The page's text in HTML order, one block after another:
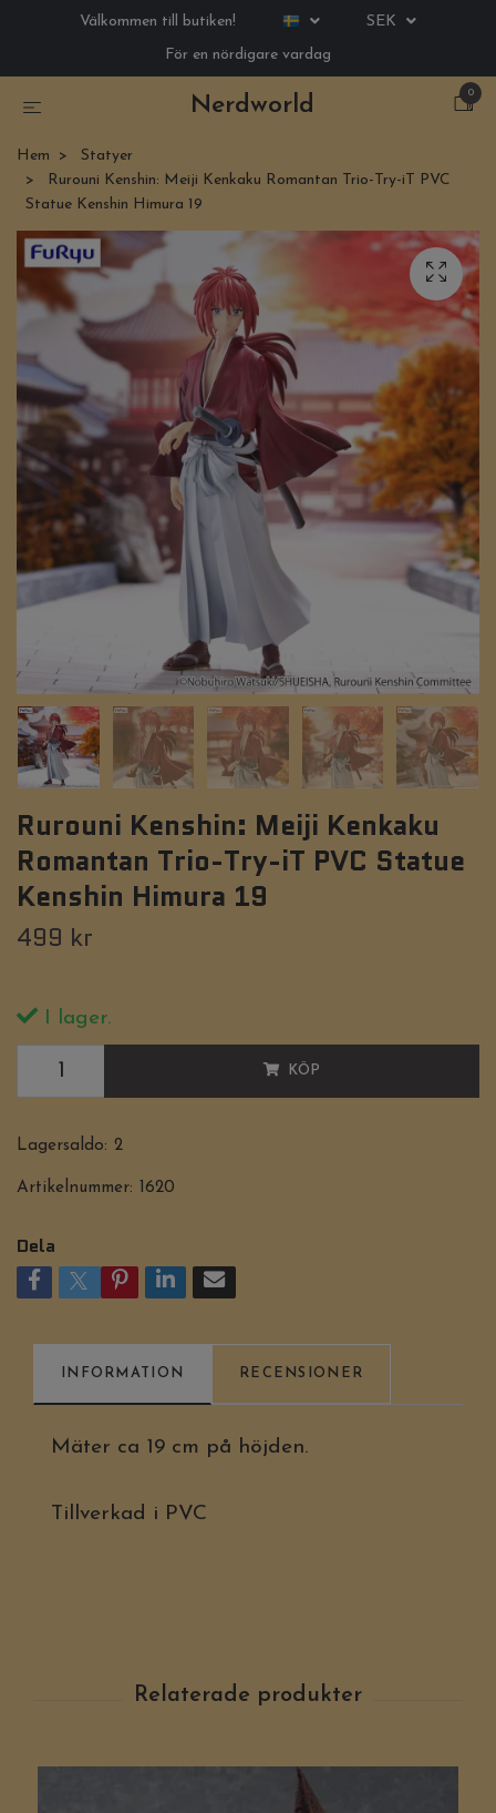
Välkommen till butiken!
SEK
För en nördigare vardag
Nerdworld
0
Hem
Statyer
Rurouni Kenshin: Meiji Kenkaku Romantan Trio-Try-iT PVC
Statue Kenshin Himura 19
Rurouni Kenshin: Meiji Kenkaku
Romantan Trio-Try-iT PVC Statue
Kenshin Himura 19
499 kr
I lager.
KÖP
Lagersaldo: 2
Artikelnummer: 1620
Dela
INFORMATION RECENSIONER
Mäter ca 19 cm på höjden.
Tillverkad i PVC